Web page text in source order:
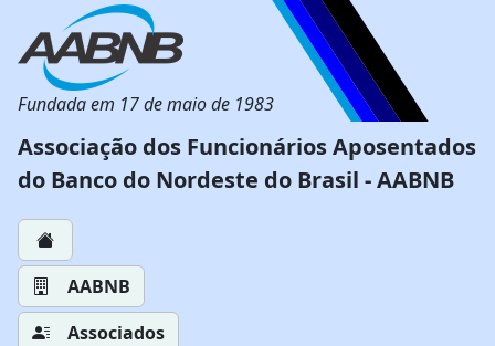
Fundada em 17 de maio de 1983
Associação dos Funcionários Aposentados
do Banco do Nordeste do Brasil - AABNB
AABNB
Associados